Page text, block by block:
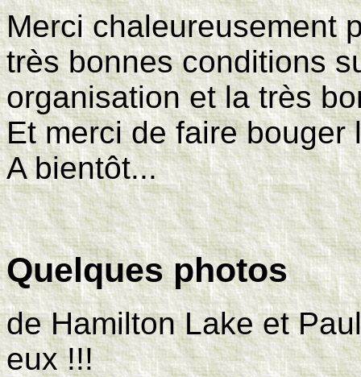
Merci chaleureusement
très bonnes conditions
organisation et la très
Et merci de faire bouger
A bientôt...
Quelques photos
de Hamilton Lake et
eux !!!